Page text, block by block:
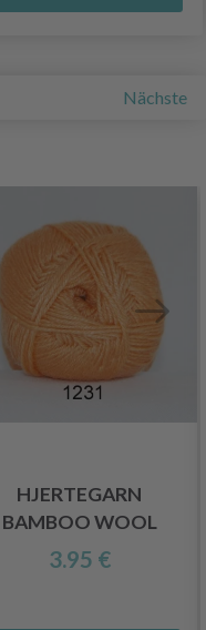
Nächste
HJERTEGARN
BAMBOO WOOL
3.95 €